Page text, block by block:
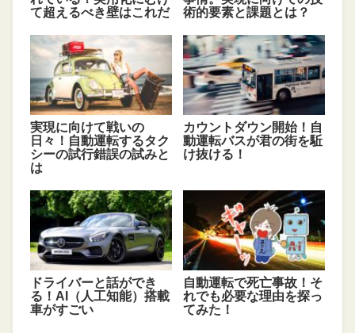
て超えるべき壁はこれだ
術的要素と課題とは？
実現に向けて戦いの
日々！自動運転するタク
シーの試行錯誤の試みと
は
カウントダウン開始！自
動運転バスが君の街を駈
け抜ける！
ドライバーと話ができ
る！AI（人工知能）搭載
車がすごい
自動運転で死亡事故！そ
れでも必要な理由を探っ
てみた！